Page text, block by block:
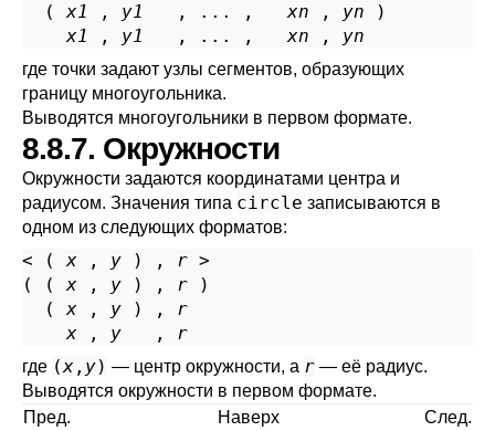
  (
x1 , y1
   , ... ,
xn , yn )
x1
, y1
   , ... ,
xn , yn
где точки задают узлы сегментов, образующих
границу многоугольника.
Выводятся многоугольники в первом формате.
8.8.7. Окружности
Окружности задаются координатами центра и
радиусом. Значения типа circle записываются в
одном из следующих форматов:
< ( x , y ) , r >
( ( x , y ) , r )
  (
x , y ) , r
x , y
   ,
r
где (x , y) — центр окружности, а r — её радиус.
Выводятся окружности в первом формате.
Пред.
Наверх
След.